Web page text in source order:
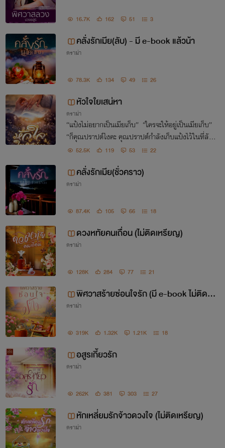
16.7K 162 51 3
คลั่งรักเมีย(ลับ) - มี e-book แล้วน้า
ดราม่า
78.3K 134 49 26
หัวใจใยเสน่หา
ดราม่า
“แป้งไม่อยากเป็นเมียเก็บ” “ใครจะให้อยู่เป็นเมียเก็บ”
“ก็คุณปราปต์ไงคะ คุณปราปต์กำลังเก็บแป้งไว้ในที่ลับแ
ล้วกลับไปแต่งงานกับผู้หญิงที่ตัวเองรัก แบบนี้ไม่เรียกว่
52.5K 119 53 22
คลั่งรักเมีย(ชั่วคราว)
ดราม่า
87.4K 105 66 18
ดวงหทัยคนเถื่อน (ไม่ติดเหรียญ)
ดราม่า
128K 284 77 21
พิศวาสร้ายซ่อนใจรัก (มี e-book ไม่ติดเห
รียญ)
ดราม่า
319K 1.32K 1.21K 18
อสูรเกี้ยวรัก
ดราม่า
262K 381 303 27
หักเหลี่ยมรักจ้าวดวงใจ (ไม่ติดเหรียญ)
ดราม่า